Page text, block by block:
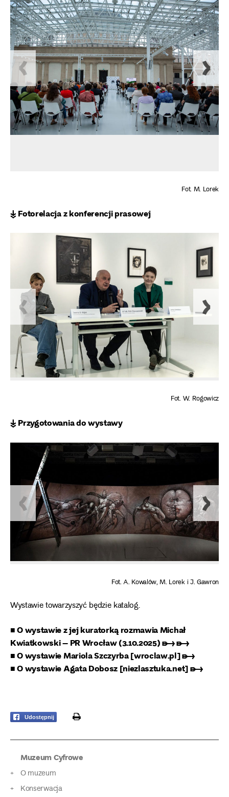
Fot. M. Lorek
↡ Fotorelacja z konferencji prasowej
Fot. W. Rogowicz
↡ Przygotowania do wystawy
Fot. A. Kowalów, M. Lorek i J. Gawron
Wystawie towarzyszyć będzie katalog.
■ O wystawie z jej kuratorką rozmawia Michał
Kwiatkowski – PR Wrocław (3.10.2025) ➸ ➸
■ O wystawie Mariola Szczyrba [wroclaw.pl] ➸
■ O wystawie Agata Dobosz [niezlasztuka.net] ➸
Udostępnij print
Muzeum Cyfrowe
O muzeum
Konserwacja